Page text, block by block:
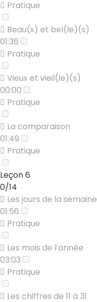
Pratique
Beau(x) et bel(le)(s)
01:36
Pratique
Vieux et vieil(le)(s)
00:00
Pratique
La comparaison
01:49
Pratique
Leçon 6
0/14
Les jours de la semaine
01:56
Pratique
Les mois de l’année
03:03
Pratique
Les chiffres de 11 à 31